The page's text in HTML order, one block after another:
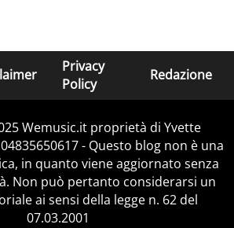
Privacy
Policy
Redazione
Wemusic.it proprietà di Yvette
- Questo blog non è una
in quanto viene aggiornato senza
Non può pertanto considerarsi un
ai sensi della legge n. 62 del
07.03.2001